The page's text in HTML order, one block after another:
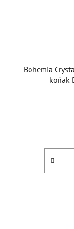
Bohemia
koňak